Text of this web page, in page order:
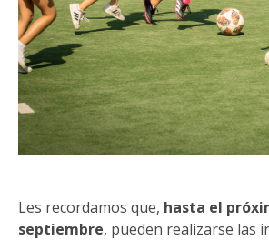
Les recordamos que, hasta el
septiembre, pueden realizarse las